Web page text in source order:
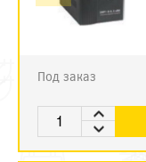
Под заказ